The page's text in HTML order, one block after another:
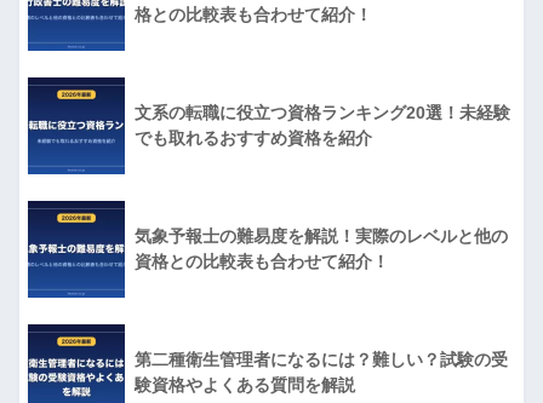
格との比較表も合わせて紹介！
文系の転職に役立つ資格ランキング20選！未経験
でも取れるおすすめ資格を紹介
気象予報士の難易度を解説！実際のレベルと他の
資格との比較表も合わせて紹介！
第二種衛生管理者になるには？難しい？試験の受
験資格やよくある質問を解説